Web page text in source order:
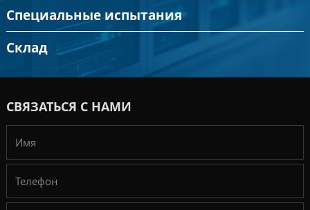
Специальные испытания
Склад
СВЯЗАТЬСЯ С НАМИ